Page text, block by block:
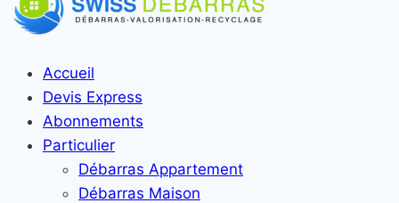
Accueil
Devis Express
Abonnements
Particulier
Débarras Appartement
Débarras Maison